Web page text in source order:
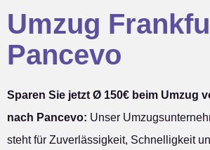
Umzug
Pancevo
Sparen Sie jetzt Ø 150€ beim Umzug
nach Pancevo: Unser
steht für Zuverlässigkeit, Schnelligkeit